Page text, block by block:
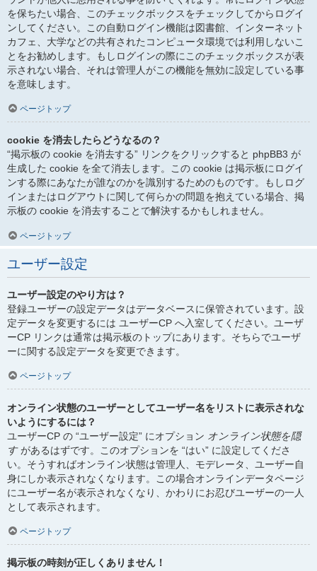
を保ちたい場合、このチェックボックスをチェックしてからログイ
ンしてください。この自動ログイン機能は図書館、インターネット
カフェ、大学などの共有されたコンピュータ環境では利用しないこ
とをお勧めします。もしログインの際にこのチェックボックスが表
示されない場合、それは管理人がこの機能を無効に設定している事
を意味します。
ページトップ
cookie を消去したらどうなるの？
“掲示板の cookie を消去する” リンクをクリックすると phpBB3 が
生成した cookie を全て消去します。この cookie は掲示板にログイ
ンする際にあなたが誰なのかを識別するためのものです。もしログ
インまたはログアウトに関して何らかの問題を抱えている場合、掲
示板の cookie を消去することで解決するかもしれません。
ページトップ
ユーザー設定
ユーザー設定のやり方は？
登録ユーザーの設定データはデータベースに保管されています。設
定データを変更するには ユーザーCP へ入室してください。ユーザ
ーCP リンクは通常は掲示板のトップにあります。そちらでユーザ
ーに関する設定データを変更できます。
ページトップ
オンライン状態のユーザーとしてユーザー名をリストに表示されな
いようにするには？
ユーザーCP の “ユーザー設定” にオプション オンライン状態を隠
すがあるはずです。このオプションを “はい” に設定してくださ
い。そうすればオンライン状態は管理人、モデレータ、ユーザー自
身にしか表示されなくなります。この場合オンラインデータページ
にユーザー名が表示されなくなり、かわりにお忍びユーザーの一人
として表示されます。
ページトップ
掲示板の時刻が正しくありません！